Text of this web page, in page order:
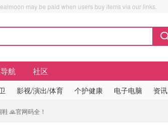
may be paid when users buy items via our links.
航 社区
影视/演出/体育 个护健康 电子电脑 资讯
🙏官网码全！